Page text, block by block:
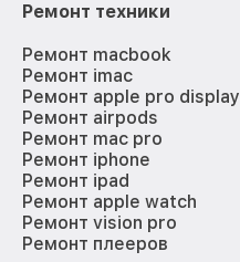
Ремонт техники
Ремонт macbook
Ремонт imac
Ремонт apple pro display
Ремонт airpods
Ремонт mac pro
Ремонт iphone
Ремонт ipad
Ремонт apple watch
Ремонт vision pro
Ремонт плееров